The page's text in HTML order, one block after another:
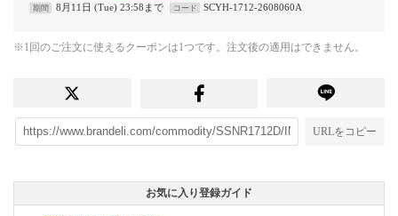
期間 8月11日 (Tue) 23:58まで コード SCYH-1712-2608060A
※1回のご注文に使えるクーポンは1つです。注文後の適用はできません。
URLをコピー
お気に入り登録ガイド